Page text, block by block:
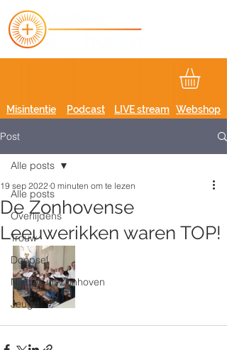
Podcast
Misintentie LIVE stream Webshop
Post
Alle posts
Overlijdens
Trouw
Doopsel
Nieuws uit Zonhoven
Jeugd
Alle posts
De Zonhovense
Leeuwerikken waren TOP!
19 sep 2022 0 minuten om te lezen